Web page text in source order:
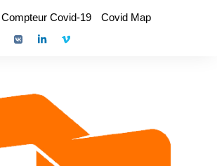
Compteur Covid-19 Covid Map